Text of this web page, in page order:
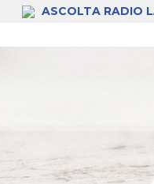
ASCOLTA RADIO